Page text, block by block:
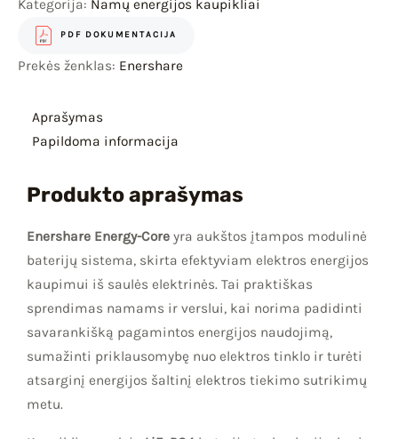
Kategorija: Namų energijos kaupikliai
PDF DOKUMENTACIJA
Prekės ženklas: Enershare
Aprašymas
Papildoma informacija
Produkto aprašymas
Enershare Energy-Core yra aukštos įtampos modulinė
baterijų sistema, skirta efektyviam elektros energijos
kaupimui iš saulės elektrinės. Tai praktiškas
sprendimas namams ir verslui, kai norima padidinti
savarankišką pagamintos energijos naudojimą,
sumažinti priklausomybę nuo elektros tinklo ir turėti
atsarginį energijos šaltinį elektros tiekimo sutrikimų
metu.